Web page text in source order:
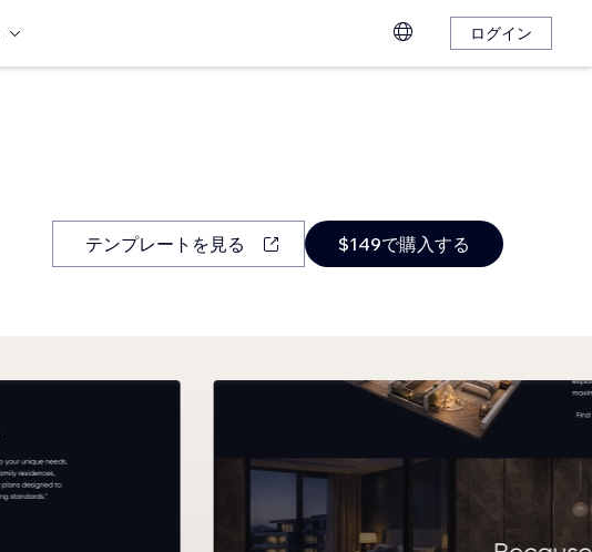
ログイン
テンプレートを見る $149で購入する